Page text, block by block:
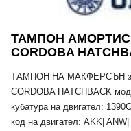
ТАМПОН
CORDOBA
ТАМПОН НА МАКФЕРСЪН за
CORDOBA HATCHBACK
кубатура на двигател:
код на двигател: AKK|